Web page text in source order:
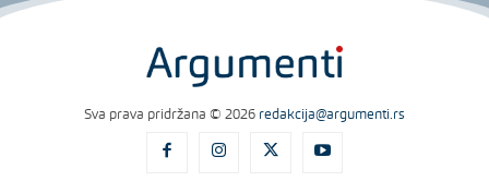
Sva prava pridržana © 2026 redakcija@argumenti.rs